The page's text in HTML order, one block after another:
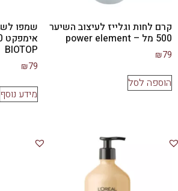
קרם לחות וגלייז לעיצוב השיער
500 מל – power element
₪79
הוספה לסל
BIOTOP
₪79
מידע נוסף